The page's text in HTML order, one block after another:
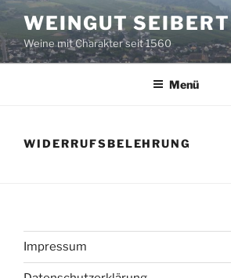
Zum
Inhalt
springen
WEINGUT SEIBERT
Weine mit Charakter seit 1560
Menü
WIDERRUFSBELEHRUNG
Impressum